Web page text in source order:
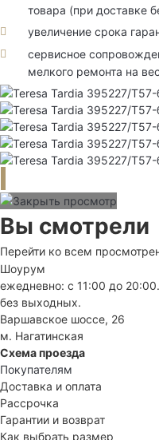
товара (при доставке
увеличение срока
сервисное
мелкого ремонта на
Вы смотрели
Перейти ко всем
Шоурум
ежедневно: с 11:00 до 20:00.
без выходных.
Варшавское шоссе, 26
м. Нагатинская
Схема проезда
Покупателям
Доставка и оплата
Рассрочка
Гарантии и возврат
Как выбрать размер